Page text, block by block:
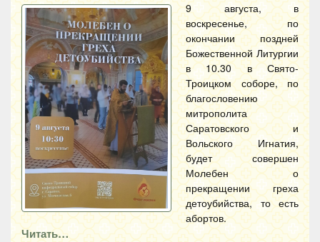
9 августа, в
воскресенье, по
окончании поздней
Божественной Литургии
в 10.30 в Свято-
Троицком соборе, по
благословению
митрополита
Саратовского и
Вольского Игнатия,
будет совершен
Молебен о
прекращении греха
детоубийства, то есть
абортов.
Читать…